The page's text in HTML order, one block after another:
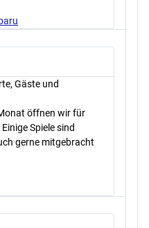
Gäste und
öffnen wir für
Spiele sind
gerne mitgebracht